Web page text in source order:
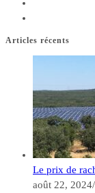
Articles récents
Le prix de
août 22, 2024/